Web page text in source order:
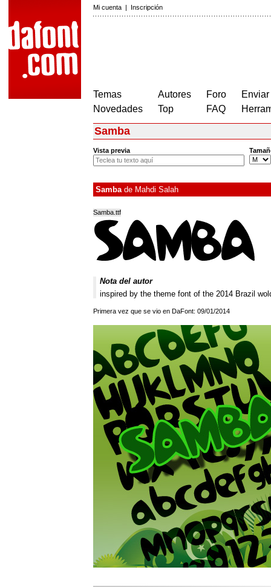
Mi cuenta | Inscripción
Temas
Novedades
Autores
Top
Foro
FAQ
Samba
Vista previa
Sambade Mahdi Salah
Samba.ttf
Nota del autor
inspired by the theme font of the 2014 Brazil
Primera vez que se vio en DaFont: 09/01/2014